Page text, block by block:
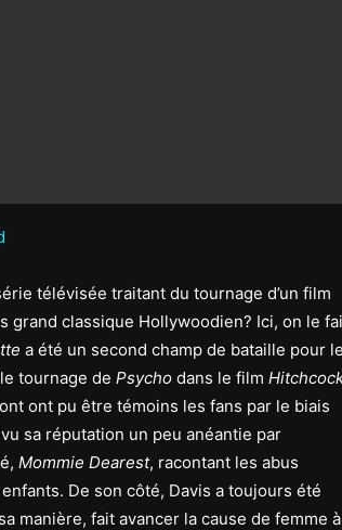
télévisée traitant du tournage d’un film
grand classique Hollywoodien? Ici, on le
a été un second champ de bataille pour
tournage de Psycho dans le film
ont pu être témoins les fans par le biais
sa réputation un peu anéantie par
Mommie Dearest, racontant les abus
De son côté, Davis a toujours été
manière, fait avancer la cause de femme à